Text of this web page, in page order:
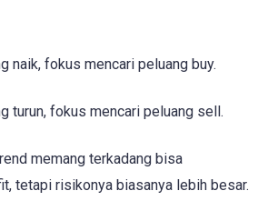
naik, fokus mencari peluang buy.
turun, fokus mencari peluang sell.
memang terkadang bisa
tetapi risikonya biasanya lebih besar.